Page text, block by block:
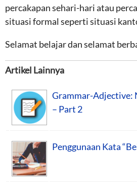
percakapan sehari-hari atau
situasi formal seperti situasi
Selamat belajar dan selamat
Artikel Lainnya
Grammar-Adjective:
– Part 2
Penggunaan Kata